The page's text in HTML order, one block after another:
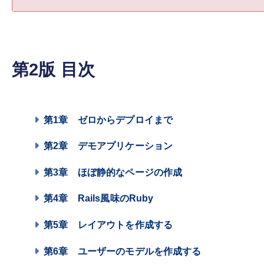
第2版 目次
第1章 ゼロからデプロイまで
第2章 デモアプリケーション
第3章 ほぼ静的なページの作成
第4章 Rails風味のRuby
第5章 レイアウトを作成する
第6章 ユーザーのモデルを作成する